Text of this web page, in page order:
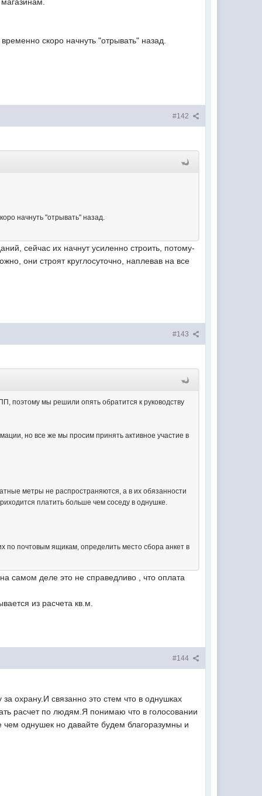
скоро начнуть "отрывать" назад.
#142
начнуть "отрывать" назад.
сейчас их начнут усиленно строить, потому-
они строят круглосуточно, наплевав на все
#143
поэтому мы решили опять обратится к руководству
но все же мы просим принять активное участие в
метры не распространяются, а в их обязанности
платить больше чем соседу в однушке.
почтовым ящикам, определить место сбора анкет в
самом деле это не справедливо , что оплата
из расчета кв.м.
#144
охрану.И связанно это стем что в однушках
расчет по людям.Я понимаю что в голосовании
чем однушек но давайте будем благоразумны и